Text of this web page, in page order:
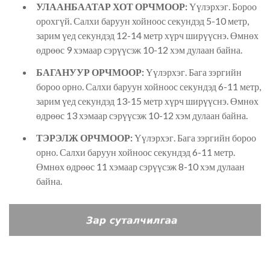
УЛААНБААТАР ХОТ ОРЧМООР:Үүлэрхэг. Бороо
орохгүй. Салхи баруун хойноос секундэд 5-10 метр,
зарим үед секундэд 12-14 метр хүрч ширүүснэ. Өмнөх
өдрөөс 9 хэмаар сэрүүсэж 10-12 хэм дулаан байна.
БАГАНУУР ОРЧМООР:Үүлэрхэг. Бага зэргийн
бороо орно. Салхи баруун хойноос секундэд 6-11 метр,
зарим үед секундэд 13-15 метр хүрч ширүүснэ. Өмнөх
өдрөөс 13 хэмаар сэрүүсэж 10-12 хэм дулаан байна.
ТЭРЭЛЖ ОРЧМООР:Үүлэрхэг. Бага зэргийн бороо
орно. Салхи баруун хойноос секундэд 6-11 метр.
Өмнөх өдрөөс 11 хэмаар сэрүүсэж 8-10 хэм дулаан
байна.